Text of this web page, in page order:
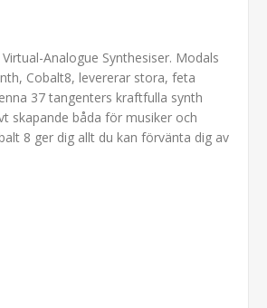
Analogue Synthesiser. Modals
Cobalt8, levererar stora, feta
37 tangenters kraftfulla synth
skapande båda för musiker och
8 ger dig allt du kan förvänta dig av